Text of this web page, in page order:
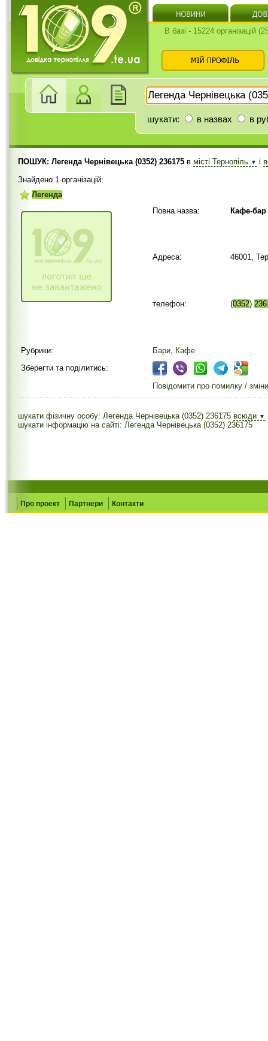
В базі - 15224 організацій
шукати: в назвах в
ПОШУК: Легенда Чернівецька (0352) 236175 в місті Тернопіль ▼ і
Знайдено 1 організацій:
Легенда
Повна назва:
Кафе-
Адреса: 46001,
телефон: (0352)
Рубрики: Бари, Кафе
Зберегти та поділитись:
Повідомити про помилку / зміни
шукати фізичну особу: Легенда Чернівецька (0352) 236175 всюди ▼
шукати інформацію на сайті: Легенда Чернівецька (0352) 236175
Про проект Партнери Контакти